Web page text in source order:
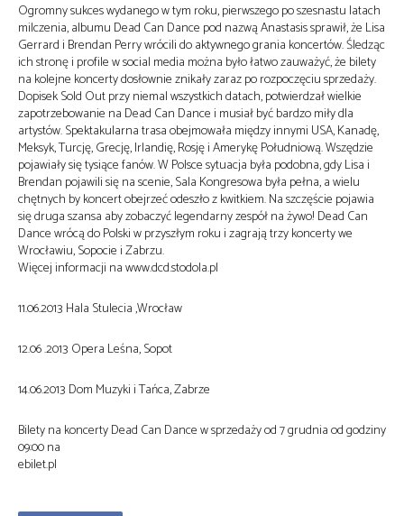
Ogromny sukces wydanego w tym roku, pierwszego po szesnastu latach
milczenia, albumu Dead Can Dance pod nazwą Anastasis sprawił, że Lisa
Gerrard i Brendan Perry wrócili do aktywnego grania koncertów. Śledząc
ich stronę i profile w social media można było łatwo zauważyć, że bilety
na kolejne koncerty dosłownie znikały zaraz po rozpoczęciu sprzedaży.
Dopisek Sold Out przy niemal wszystkich datach, potwierdzał wielkie
zapotrzebowanie na Dead Can Dance i musiał być bardzo miły dla
artystów. Spektakularna trasa obejmowała między innymi USA, Kanadę,
Meksyk, Turcję, Grecję, Irlandię, Rosję i Amerykę Południową. Wszędzie
pojawiały się tysiące fanów. W Polsce sytuacja była podobna, gdy Lisa i
Brendan pojawili się na scenie, Sala Kongresowa była pełna, a wielu
chętnych by koncert obejrzeć odeszło z kwitkiem. Na szczęście pojawia
się druga szansa aby zobaczyć legendarny zespół na żywo! Dead Can
Dance wrócą do Polski w przyszłym roku i zagrają trzy koncerty we
Wrocławiu, Sopocie i Zabrzu.
Więcej informacji na www.dcd.stodola.pl
11.06.2013 Hala Stulecia ,Wrocław
12.06 .2013 Opera Leśna, Sopot
14.06.2013 Dom Muzyki i Tańca, Zabrze
Bilety na koncerty Dead Can Dance w sprzedaży od 7 grudnia od godziny
09:00 na
ebilet.pl